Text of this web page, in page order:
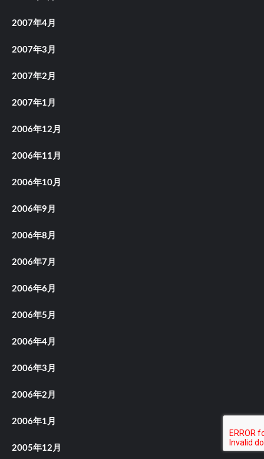
2007年4月
2007年3月
2007年2月
2007年1月
2006年12月
2006年11月
2006年10月
2006年9月
2006年8月
2006年7月
2006年6月
2006年5月
2006年4月
2006年3月
2006年2月
2006年1月
2005年12月